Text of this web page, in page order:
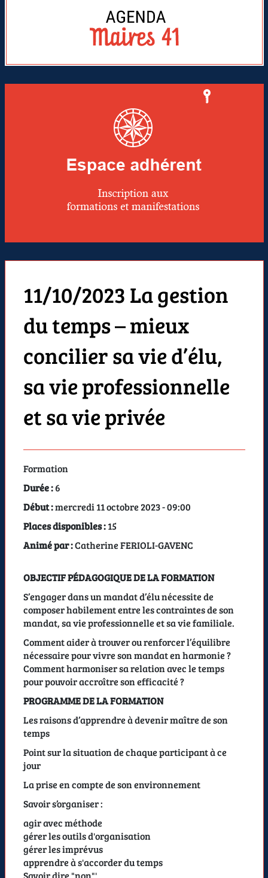
11/10/2023 La gestion
du temps – mieux
concilier sa vie d’élu,
sa vie professionnelle
et sa vie privée
Formation
Durée :6
Début :mercredi 11 octobre 2023 - 09:00
Places disponibles :15
Animé par :Catherine FERIOLI-GAVENC
OBJECTIF PÉDAGOGIQUE DE LA FORMATION
S’engager dans un mandat d’élu nécessite de
composer habilement entre les contraintes de son
mandat, sa vie professionnelle et sa vie familiale.
Comment aider à trouver ou renforcer l’équilibre
nécessaire pour vivre son mandat en harmonie ?
Comment harmoniser sa relation avec le temps
pour pouvoir accroître son efficacité ?
PROGRAMME DE LA FORMATION
Les raisons d’apprendre à devenir maître de son
temps
Point sur la situation de chaque participant à ce
jour
La prise en compte de son environnement
Savoir s’organiser :
agir avec méthode
gérer les outils d'organisation
gérer les imprévus
apprendre à s'accorder du temps
Savoir dire "non"'